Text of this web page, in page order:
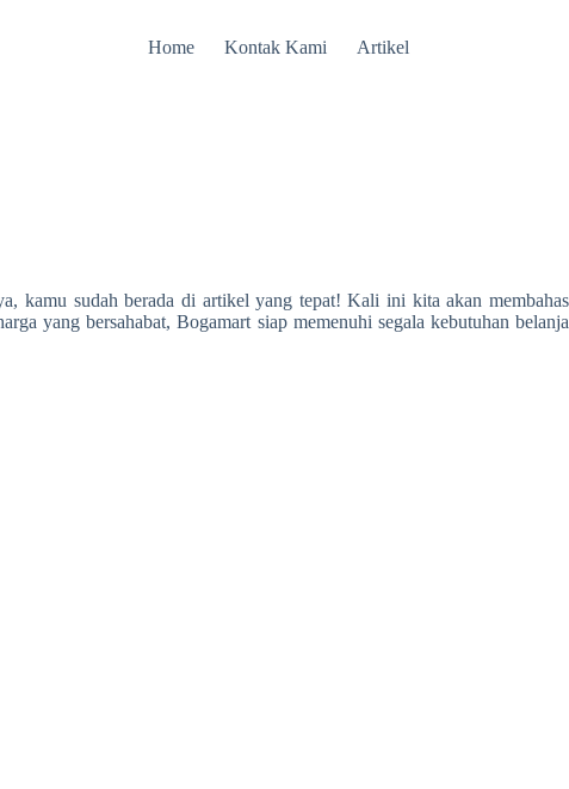
Home Kontak Kami Artikel
kamu sudah berada di artikel yang tepat! Kali ini kita akan membahas
yang bersahabat, Bogamart siap memenuhi segala kebutuhan belanja